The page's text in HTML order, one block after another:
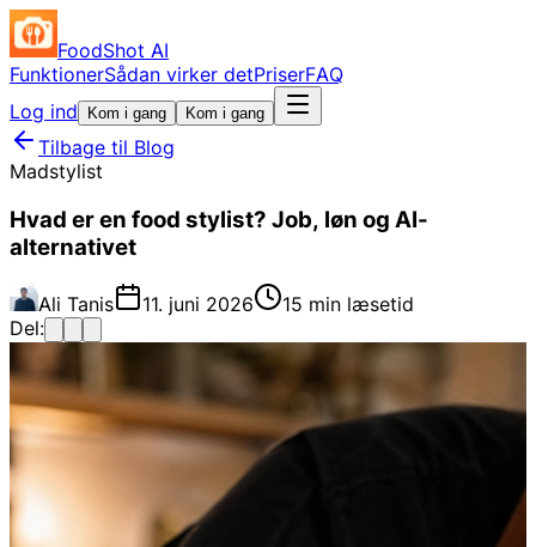
FoodShot AI
FunktionerSådan virker detPriserFAQ
Log ind
Kom i gang Kom i gang
Tilbage til Blog
Madstylist
Hvad er en food stylist? Job, løn og AI-
alternativet
Ali Tanis 11. juni 2026
15 min læsetid
Del: